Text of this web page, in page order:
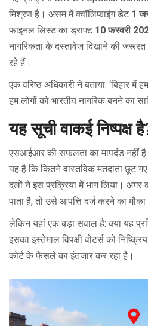
मिश्रण है। असम में क्वॉलिफाइंग डेट 1
फाइनल लिस्ट का ड्राफ्ट 10 फरवरी
नागरिकता के दस्तावेज दिखाने की
रहे हैं।
एक वरिष्ठ अधिकारी ने बताया: ‘बिहार
हम लोगों को भारतीय नागरिक बनने का
यह सूची वाकई निष्पक्ष
एसआईआर की सफलता का मापदंड नहीं है
यह है कि कितने वास्तविक मतदाता छूट
दलों ने इस प्रक्रिया में भाग लिया। अगर
पाता है, तो उसे आपत्ति दर्ज करने का मौका
लेकिन यहां एक बड़ा सवाल है: क्या यह
इसका इस्तेमाल विपक्षी वोटर्स को
कोर्ट के फैसले का इंतजार कर रहा है।